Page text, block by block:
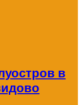
в